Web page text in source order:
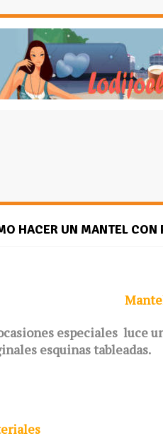
HACER UN MANTEL CON
especiales luce
esquinas tableadas.